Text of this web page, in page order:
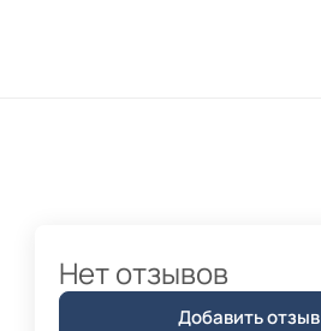
Нет отзывов
Добавить отзыв